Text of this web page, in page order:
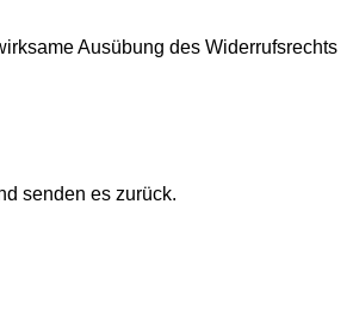
Ausübung des Widerrufsrechts
senden es zurück.